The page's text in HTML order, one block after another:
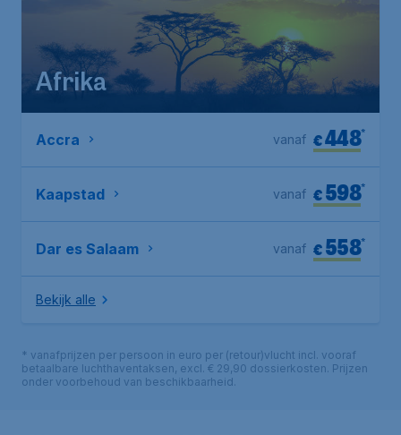
Afrika
Accra €448*
vanaf
Kaapstad €598*
vanaf
Dar es Salaam €558*
vanaf
Bekijk alle
* vanafprijzen per persoon in euro per (retour)vlucht incl. vooraf
betaalbare luchthaventaksen, excl. € 29,90 dossierkosten. Prijzen
onder voorbehoud van beschikbaarheid.